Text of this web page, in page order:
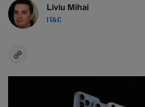
Liviu Mihai
IT&C